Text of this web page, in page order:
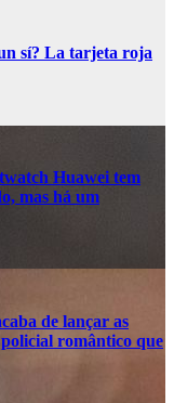
sí? La tarjeta roja
Huawei tem
mas há um
de lançar as
romântico que